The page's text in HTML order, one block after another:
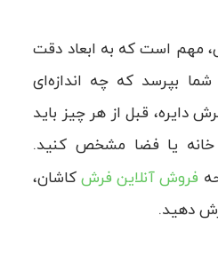
مهم است که به ابعاد دقت
شما بپرسد که چه اندازه‌ای
دایره، قبل از هر چیز باید
خانه یا فضا مشخص کنید.
فروش آنلاین فرشکاشان،
دهید.